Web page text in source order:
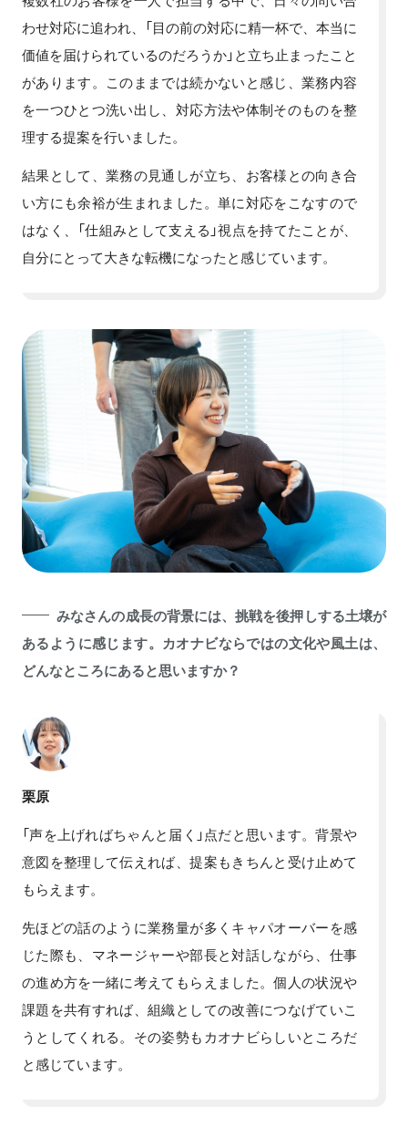
わせ対応に追われ、「目の前の対応に精一杯で、本当に
価値を届けられているのだろうか」と立ち止まったこと
があります。このままでは続かないと感じ、業務内容
を一つひとつ洗い出し、対応方法や体制そのものを整
理する提案を行いました。
結果として、業務の見通しが立ち、お客様との向き合
い方にも余裕が生まれました。単に対応をこなすので
はなく、「仕組みとして支える」視点を持てたことが、
自分にとって大きな転機になったと感じています。
みなさんの成長の背景には、挑戦を後押しする土壌が
あるように感じます。カオナビならではの文化や風土は、
どんなところにあると思いますか？
栗原
「声を上げればちゃんと届く」点だと思います。背景や
意図を整理して伝えれば、提案もきちんと受け止めて
もらえます。
先ほどの話のように業務量が多くキャパオーバーを感
じた際も、マネージャーや部長と対話しながら、仕事
の進め方を一緒に考えてもらえました。個人の状況や
課題を共有すれば、組織としての改善につなげていこ
うとしてくれる。その姿勢もカオナビらしいところだ
と感じています。